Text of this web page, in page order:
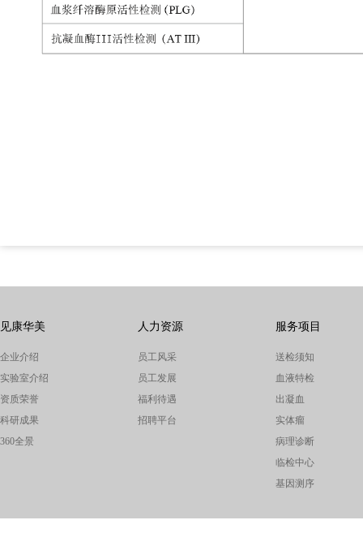
见康华美
企业介绍
实验室介绍
资质荣誉
科研成果
360全景
人力资源
员工风采
员工发展
福利待遇
招聘平台
服务项目
送检须知
血液特检
出凝血
实体瘤
病理诊断
临检中心
基因测序